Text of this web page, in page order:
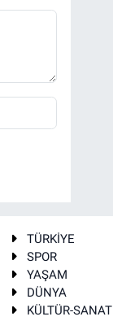
TÜRKİYE
SPOR
YAŞAM
DÜNYA
KÜLTÜR-SANAT